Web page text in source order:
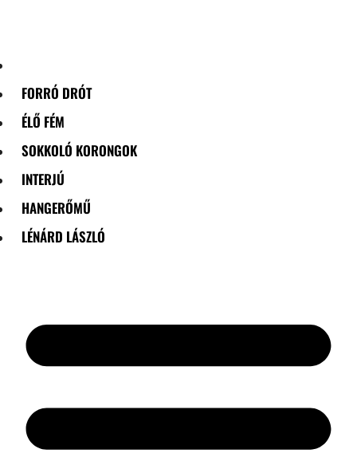
FORRÓ DRÓT
ÉLŐ FÉM
SOKKOLÓ KORONGOK
INTERJÚ
HANGERŐMŰ
LÉNÁRD LÁSZLÓ